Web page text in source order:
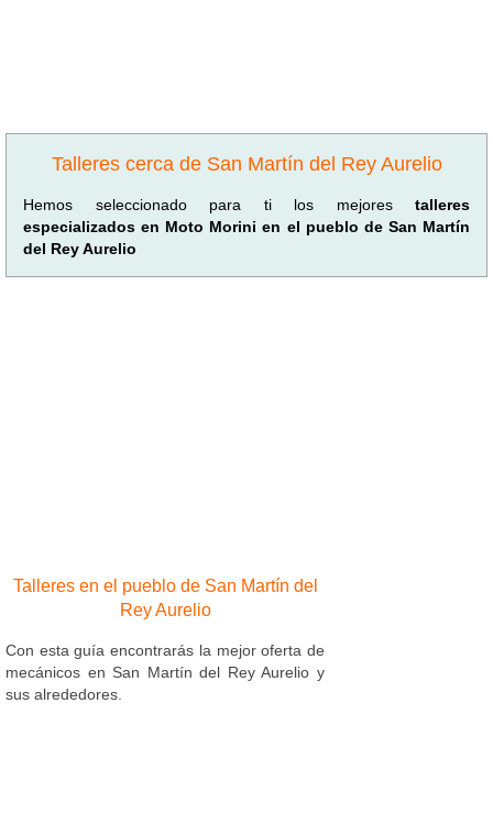
Talleres cerca de San Martín del Rey Aurelio
Hemos seleccionado para ti los mejores talleres
especializados en Moto Morini en el pueblo de San Martín
del Rey Aurelio
Talleres en el pueblo de San Martín del
Rey Aurelio
Con esta guía encontrarás la mejor oferta de
mecánicos en San Martín del Rey Aurelio y
sus alrededores.